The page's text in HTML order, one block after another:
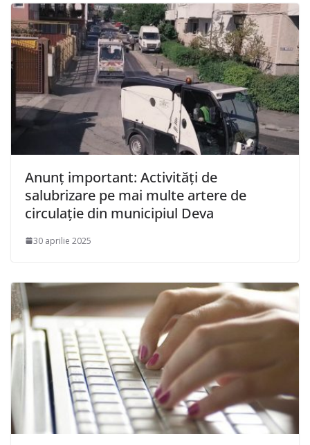
Anunț important: Activități de
salubrizare pe mai multe artere de
circulație din municipiul Deva
30 aprilie 2025